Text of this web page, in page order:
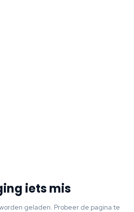
iets mis
geladen. Probeer de pagina te